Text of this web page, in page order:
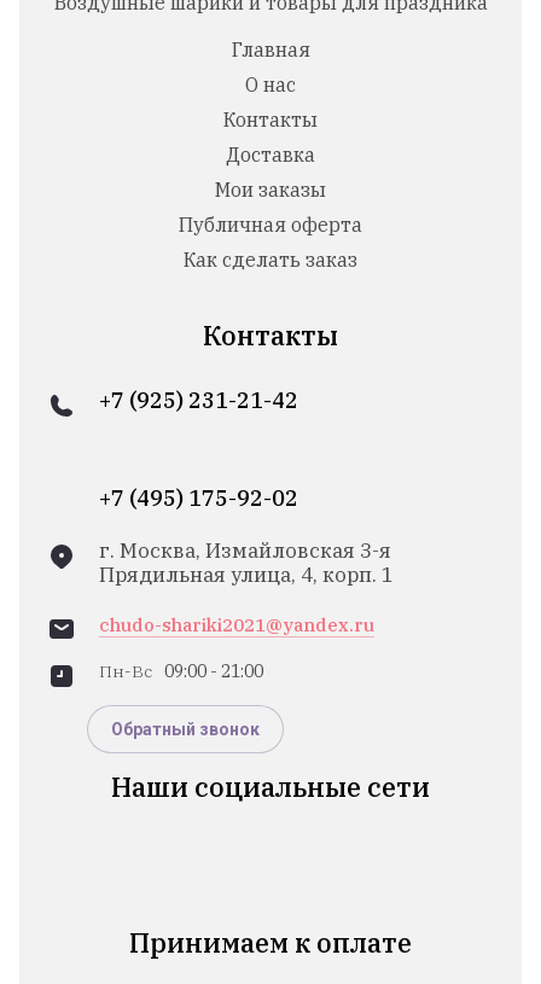
Главная
О нас
Контакты
Доставка
Мои заказы
Публичная оферта
Как сделать заказ
Контакты
+7 (925) 231-21-42
+7 (495) 175-92-02
г. Москва, Измайловская 3-я
Прядильная улица, 4, корп. 1
chudo-shariki2021@yandex.ru
Пн-Вс 09:00 - 21:00
Обратный звонок
Наши социальные сети
Принимаем к оплате